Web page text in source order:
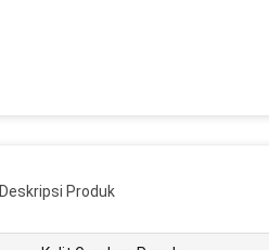
Deskripsi Produk